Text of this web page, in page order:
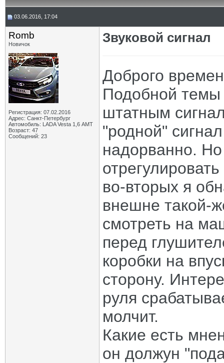
03.06.2016, 17:04
Romb
Новичок
Регистрация: 07.02.2016
Адрес: Санкт-Петербург
Автомобиль: LADA Vesta 1,6 АМТ
Возраст: 47
Сообщений: 23
Звуковой сигнал
Доброго
Подобной
штатным
"родной"
надорванно.
во-вторых я
внешне такой-
смотреть на
перед
коробки на
сторону.
руля
молчит.
Какие есть
он должун